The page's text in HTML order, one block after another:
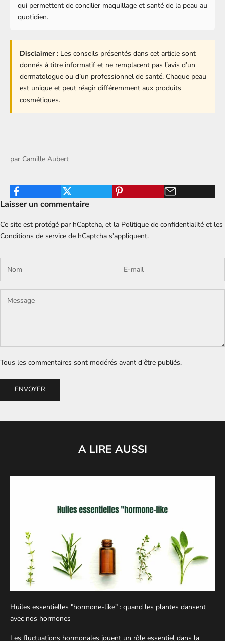
qui permettent de concilier maquillage et santé de la peau au
quotidien.
Disclaimer : Les conseils présentés dans cet article sont
donnés à titre informatif et ne remplacent pas l’avis d’un
dermatologue ou d’un professionnel de santé. Chaque peau
est unique et peut réagir différemment aux produits
cosmétiques.
par Camille Aubert
Laisser un commentaire
Ce site est protégé par hCaptcha, et la Politique de confidentialité et les
Conditions de service de hCaptcha s’appliquent.
Tous les commentaires sont modérés avant d'être publiés.
ENVOYER
A LIRE AUSSI
Huiles essentielles "hormone-like" : quand les plantes dansent
avec nos hormones
Les fluctuations hormonales jouent un rôle essentiel dans la